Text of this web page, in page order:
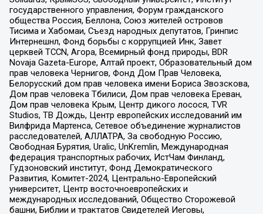
государственного управления, Форум гражданского
общества Россия, Беллона, Союз жителей островов
Тисима и Хабомаи, Съезд народных депутатов, Гринпис
Интернешнл, Фонд борьбы с коррупцией Инк, Завет
церквей TCCN, Агора, Всемирный фонд природы, BDR
Novaja Gazeta-Europe, Алтай проект, Образовательный дом
прав человека Чернигов, Фонд Дом Прав Человека,
Белорусский дом прав человека имени Бориса Звозскова,
Дом прав человека Тбилиси, Дом прав человека Ереван,
Дом прав человека Крым, Центр дикого лосося, TVR
Studios, ТВ Дождь, Центр европейских исследований им
Вилфрида Мартенса, Сетевое объединение журналистов
расследователей, АЛЛАТРА, За свободную Россию,
Свободная Бурятия, Uralic, UnKremlin, Международная
федерация транспортных рабочих, ИстЧам Финланд,
Гудзоновский институт, Фонд Демократического
Развития, Комитет-2024, Центрально-Европейский
университет, Центр восточноевропейских и
международных исследований, Общество Сторожевой
башни, Библии и трактатов Свидетелей Иеговы,